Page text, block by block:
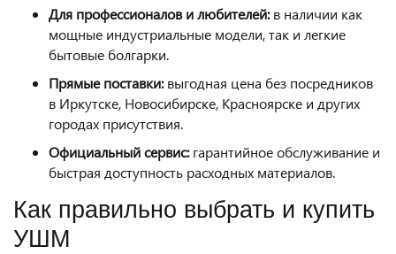
Для профессионалов и любителей:в наличии как
мощные индустриальные модели, так и легкие
бытовые болгарки.
Прямые поставки:выгодная цена без посредников
в Иркутске, Новосибирске, Красноярске и других
городах присутствия.
Официальный сервис:гарантийное обслуживание и
быстрая доступность расходных материалов.
Как правильно выбрать и купить
УШМ